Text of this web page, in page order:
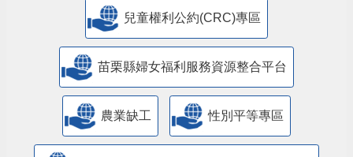
兒童權利公約(CRC)專區
苗栗縣婦女福利服務資源整合平台
農業缺工 性別平等專區